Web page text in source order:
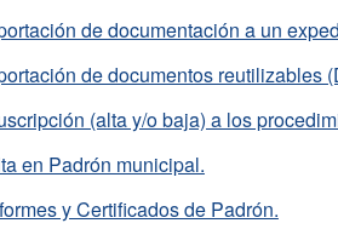
de documentación a un
de documentos reutilizables
(alta y/o baja) a los
en Padrón municipal.
y Certificados de Padrón.